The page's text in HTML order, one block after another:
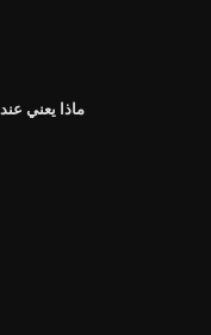
1. ماذا يعني